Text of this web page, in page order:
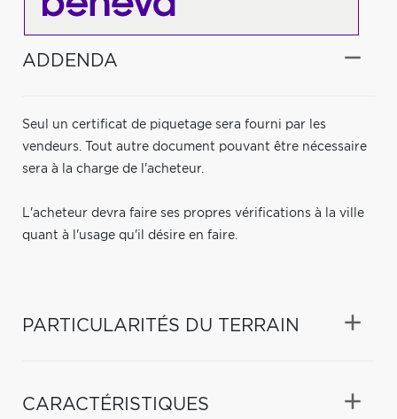
ADDENDA
Seul un certificat de piquetage sera fourni par les
vendeurs. Tout autre document pouvant être nécessaire
sera à la charge de l'acheteur.
L'acheteur devra faire ses propres vérifications à la ville
quant à l'usage qu'il désire en faire.
PARTICULARITÉS DU TERRAIN
CARACTÉRISTIQUES